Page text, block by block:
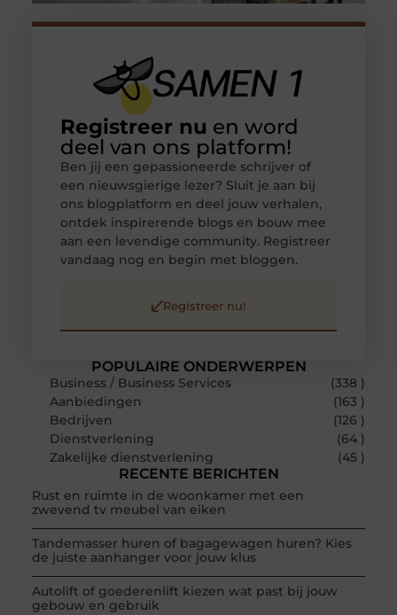
POPULAIRE ONDERWERPEN
Business / Business Services
(338 )
Aanbiedingen
(163 )
Bedrijven
(126 )
Dienstverlening
(64 )
Zakelijke dienstverlening
(45 )
RECENTE BERICHTEN
Rust en ruimte in de woonkamer met een
zwevend tv meubel van eiken
Tandemasser huren of bagagewagen huren? Kies
de juiste aanhanger voor jouw klus
Autolift of goederenlift kiezen wat past bij jouw
gebouw en gebruik
Registreer nu en word
deel van ons platform!
Ben jij een gepassioneerde schrijver of
een nieuwsgierige lezer? Sluit je aan bij
ons blogplatform en deel jouw verhalen,
ontdek inspirerende blogs en bouw mee
aan een levendige community. Registreer
vandaag nog en begin met bloggen.
Registreer nu!